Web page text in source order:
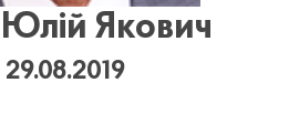
Якович